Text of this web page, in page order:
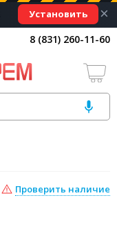
Установить ×
8 (831) 260-11-60
Проверить наличие